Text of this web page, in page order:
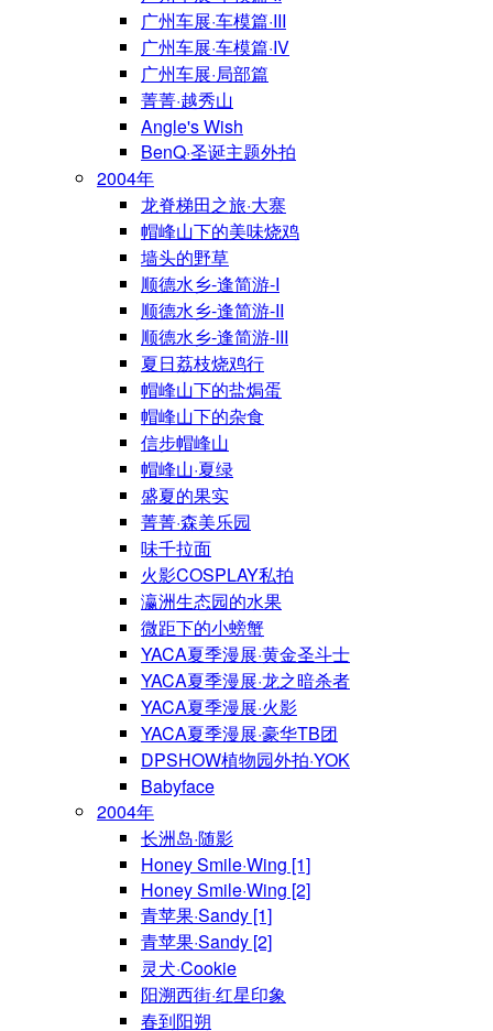
广州车展·车模篇·III
广州车展·车模篇·IV
广州车展·局部篇
菁菁·越秀山
Angle's Wish
BenQ·圣诞主题外拍
2004年
龙脊梯田之旅·大寨
帽峰山下的美味烧鸡
墙头的野草
顺德水乡-逢简游-I
顺德水乡-逢简游-II
顺德水乡-逢简游-III
夏日荔枝烧鸡行
帽峰山下的盐焗蛋
帽峰山下的杂食
信步帽峰山
帽峰山·夏绿
盛夏的果实
菁菁·森美乐园
味千拉面
火影COSPLAY私拍
瀛洲生态园的水果
微距下的小螃蟹
YACA夏季漫展·黄金圣斗士
YACA夏季漫展·龙之暗杀者
YACA夏季漫展·火影
YACA夏季漫展·豪华TB团
DPSHOW植物园外拍·YOK
Babyface
2004年
长洲岛·随影
Honey Smile·Wing [1]
Honey Smile·Wing [2]
青苹果·Sandy [1]
青苹果·Sandy [2]
灵犬·Cookie
阳溯西街·红星印象
春到阳朔